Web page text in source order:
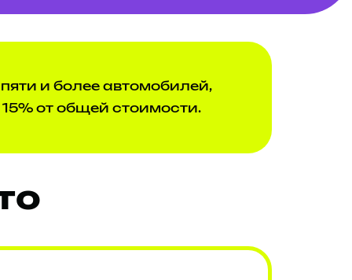
и более автомобилей,
от общей стоимости.